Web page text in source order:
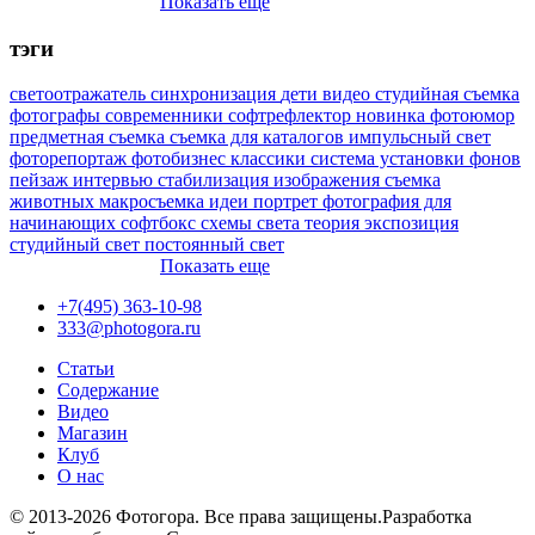
тэги
светоотражатель синхронизация дети видео студийная съемка
фотографы современники софтрефлектор новинка фотоюмор
предметная съемка съемка для каталогов импульсный свет
фоторепортаж фотобизнес классики система установки фонов
пейзаж интервью стабилизация изображения съемка
животных макросъемка идеи портрет фотография для
начинающих софтбокс схемы света теория экспозиция
студийный свет постоянный свет
Показать еще
+7(495) 363-10-98
333@photogora.ru
Статьи
Содержание
Видео
Магазин
Клуб
О нас
© 2013-2026 Фотогора. Все права защищены.Разработка